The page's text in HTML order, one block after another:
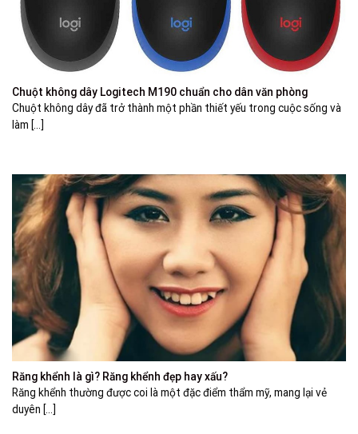
Chuột không dây Logitech M190 chuẩn cho dân văn phòng
Chuột không dây đã trở thành một phần thiết yếu trong cuộc sống và
làm [...]
Răng khểnh là gì? Răng khểnh đẹp hay xấu?
Răng khểnh thường được coi là một đặc điểm thẩm mỹ, mang lại vẻ
duyên [...]